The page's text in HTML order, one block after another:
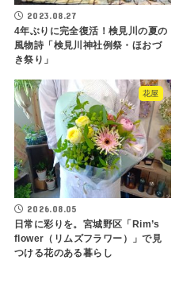
2023.08.27
4年ぶりに完全復活！検見川の夏の
風物詩「検見川神社例祭・ほおづ
き祭り」
花屋
2026.08.05
日常に彩りを。宮城野区「Rim’s
flower（リムズフラワー）」で見
つける花のある暮らし